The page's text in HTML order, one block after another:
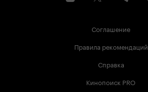
Соглашение
Правила рекомендаций
Справка
Кинопоиск PRO